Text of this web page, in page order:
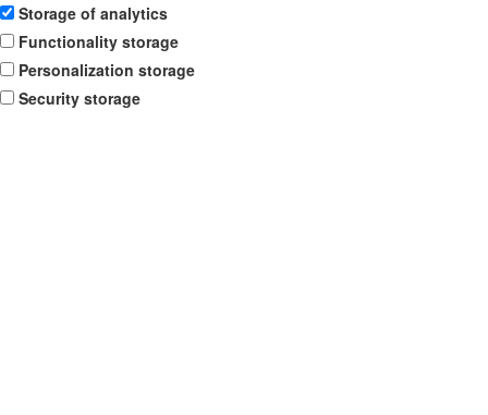
Storage of analytics
Functionality storage
Personalization storage
Security storage